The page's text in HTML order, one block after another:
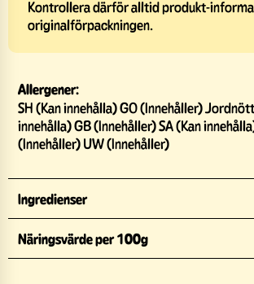
Kontrollera därför alltid produkt-
originalförpackningen.
Allergener:
SH (Kan innehålla) GO (Innehåller)
innehålla) GB (Innehåller) SA (Kan
(Innehåller) UW (Innehåller)
Ingredienser
Näringsvärde per 100g